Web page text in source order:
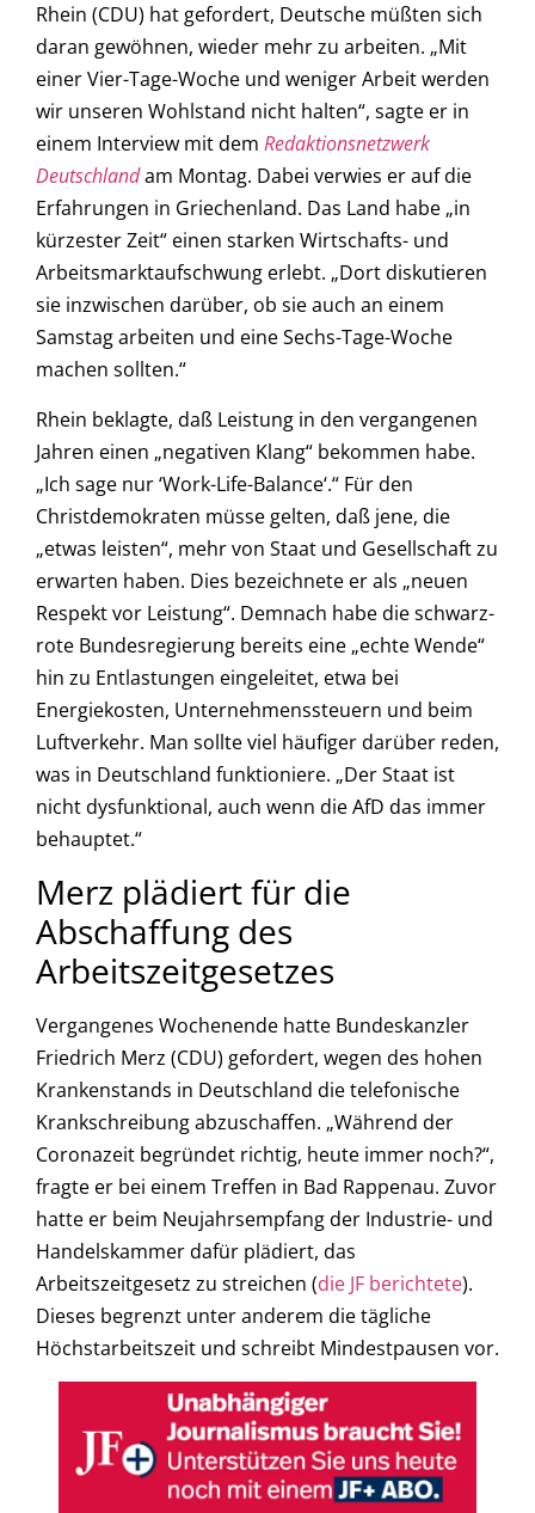
Rhein (CDU) hat gefordert, Deutsche müßten sich
daran gewöhnen, wieder mehr zu arbeiten. „Mit
einer Vier-Tage-Woche und weniger Arbeit werden
wir unseren Wohlstand nicht halten“, sagte er in
einem Interview mit dem Redaktionsnetzwerk
Deutschlandam Montag. Dabei verwies er auf die
Erfahrungen in Griechenland. Das Land habe „in
kürzester Zeit“ einen starken Wirtschafts- und
Arbeitsmarktaufschwung erlebt. „Dort diskutieren
sie inzwischen darüber, ob sie auch an einem
Samstag arbeiten und eine Sechs-Tage-Woche
machen sollten.“
Rhein beklagte, daß Leistung in den vergangenen
Jahren einen „negativen Klang“ bekommen habe.
„Ich sage nur ‘Work-Life-Balance‘.“ Für den
Christdemokraten müsse gelten, daß jene, die
„etwas leisten“, mehr von Staat und Gesellschaft zu
erwarten haben. Dies bezeichnete er als „neuen
Respekt vor Leistung“. Demnach habe die schwarz-
rote Bundesregierung bereits eine „echte Wende“
hin zu Entlastungen eingeleitet, etwa bei
Energiekosten, Unternehmenssteuern und beim
Luftverkehr. Man sollte viel häufiger darüber reden,
was in Deutschland funktioniere. „Der Staat ist
nicht dysfunktional, auch wenn die AfD das immer
behauptet.“
Merz plädiert für die
Abschaffung des
Arbeitszeitgesetzes
Vergangenes Wochenende hatte Bundeskanzler
Friedrich Merz (CDU) gefordert, wegen des hohen
Krankenstands in Deutschland die telefonische
Krankschreibung abzuschaffen. „Während der
Coronazeit begründet richtig, heute immer noch?“,
fragte er bei einem Treffen in Bad Rappenau. Zuvor
hatte er beim Neujahrsempfang der Industrie- und
Handelskammer dafür plädiert, das
Arbeitszeitgesetz zu streichen (die JF berichtete).
Dieses begrenzt unter anderem die tägliche
Höchstarbeitszeit und schreibt Mindestpausen vor.